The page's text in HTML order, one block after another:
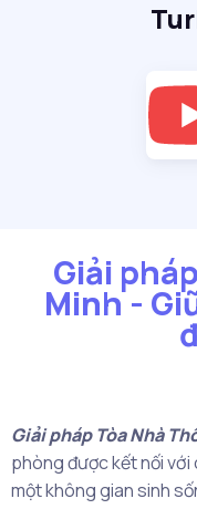
Giải
Minh -
Giải pháp Tòa Nhà
phòng được kết nối
một không gian sinh